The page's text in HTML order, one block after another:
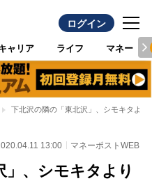
ログイン
ャリア ライフ マネー
下北沢の隣の「東北沢」、シモキタよ
13:00 マネーポストWEB
」、シモキタより